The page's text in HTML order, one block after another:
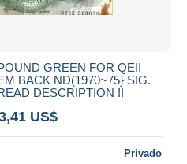
GREEN FOR QEII
BACK ND(1970~75} SIG.
DESCRIPTION !!
US$
Privado